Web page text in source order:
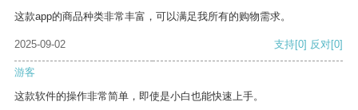
这款app的商品种类非常丰富，可以满足我所有的购物需求。
2025-09-02 支持[0] 反对[0]
游客
这款软件的操作非常简单，即使是小白也能快速上手。